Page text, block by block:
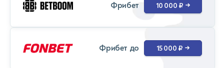
Фрибет 10 000 ₽ →
Фрибет до 15 000 ₽ →